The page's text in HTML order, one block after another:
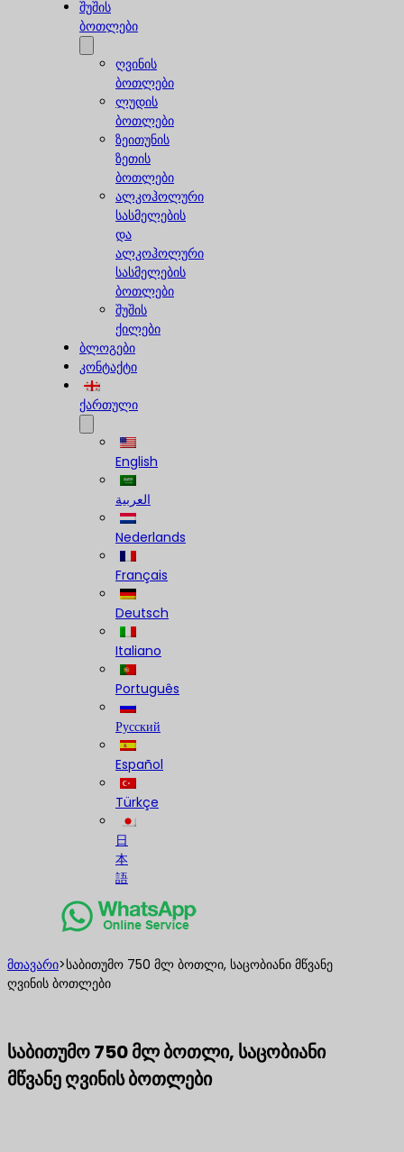
შუშის
ბოთლები
ღვინის
ბოთლები
ლუდის
ბოთლები
ზეითუნის
ზეთის
ბოთლები
ალკოჰოლური
სასმელების
და
ალკოჰოლური
სასმელების
ბოთლები
შუშის
ქილები
ბლოგები
კონტაქტი
ქართული
English
العربية
Nederlands
Français
Deutsch
Italiano
Português
Русский
Español
Türkçe
日
本
語
მთავარი>საბითუმო 750 მლ ბოთლი, საცობიანი მწვანე
ღვინის ბოთლები
საბითუმო 750 მლ ბოთლი, საცობიანი
მწვანე ღვინის ბოთლები